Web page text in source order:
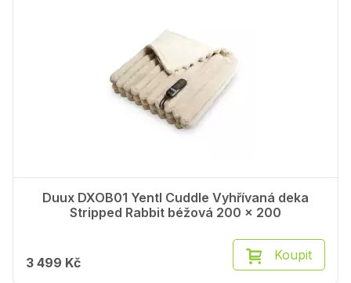
Duux DXOB01 Yentl Cuddle Vyhřívaná deka
Stripped Rabbit béžová 200 x 200
3 499 Kč Koupit